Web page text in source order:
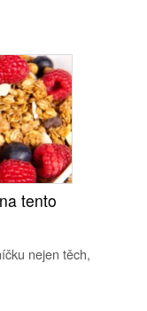
tento
nejen těch,